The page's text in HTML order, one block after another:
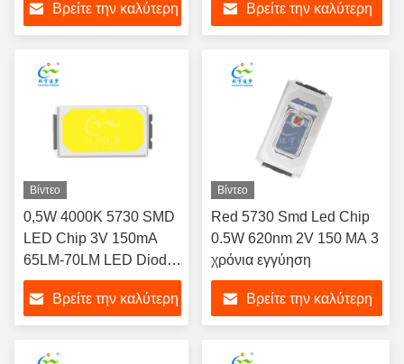
RoHSΒρείτε την καλύτερη Βρείτε την καλύτερη
Βίντεο
0,5W 4000K 5730 SMD
LED Chip 3V 150mA
65LM-70LM LED Diode
LED Light Emitting
DiodesΒρείτε την καλύτερη
Βίντεο
Red 5730 Smd Led Chip
0.5W 620nm 2V 150 MA 3
χρόνια εγγύηση
Βρείτε την καλύτερη